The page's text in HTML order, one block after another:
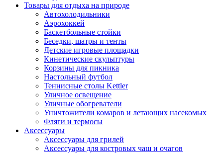
Товары для отдыха на природе
Автохолодильники
Аэрохоккей
Баскетбольные стойки
Беседки, шатры и тенты
Детские игровые площадки
Кинетические скульптуры
Корзины для пикника
Настольный футбол
Теннисные столы Kettler
Уличное освещение
Уличные обогреватели
Уничтожители комаров и летающих насекомых
Фляги и термосы
Аксессуары
Аксессуары для грилей
Аксессуары для костровых чаш и очагов